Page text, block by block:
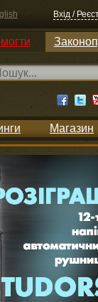
Вхід /
Магазин